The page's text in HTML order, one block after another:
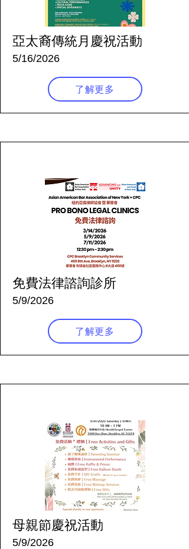
亞太裔傳統月慶祝活動
5/16/2026
了解更多
免費法律諮詢診所
5/9/2026
了解更多
母親節慶祝活動
5/9/2026